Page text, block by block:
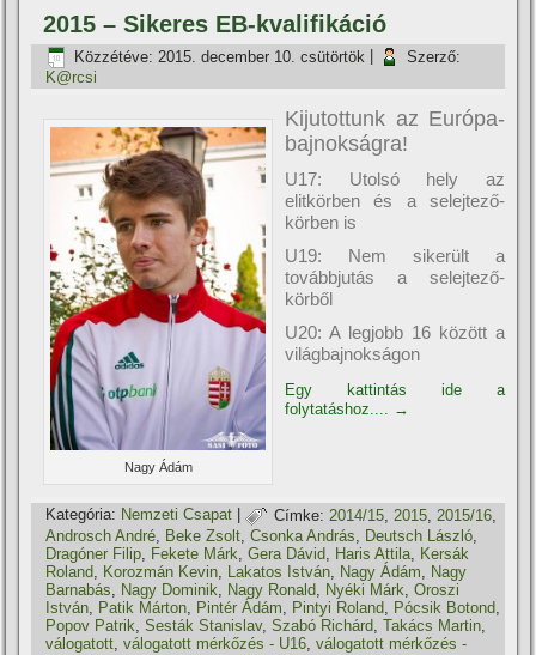
2015 – Sikeres EB-kvalifikáció
Közzétéve: 2015. december 10. csütörtök
Szerző:
K@rcsi
Nagy Ádám
Kijutottunk az Európa-
bajnokságra!
U17: Utolsó hely az
elitkörben és a selejtező-
körben is
U19: Nem sikerült a
továbbjutás a selejtező-
körből
U20: A legjobb 16 között a
világbajnokságon
Egy kattintás ide a
folytatáshoz.... →
Kategória: Nemzeti Csapat | Címke: 2014/15 2015 2015/16
Androsch André, Beke Zsolt,Csonka András, Deutsch László,
Dragóner Filip, Fekete Márk,Gera Dávid, Haris Attila, Kersák
Roland, Korozmán Kevin, Lakatos István, Nagy Ádám, Nagy
Barnabás, Nagy Dominik, Nagy Ronald, Nyéki Márk,Oroszi
István, Patik Márton, Pintér Ádám, Pintyi Roland, Pócsik Botond,
Popov Patrik,Sesták Stanislav,Szabó Richárd,Takács Martin,
válogatott,válogatott mérkőzés - U16,válogatott mérkőzés -